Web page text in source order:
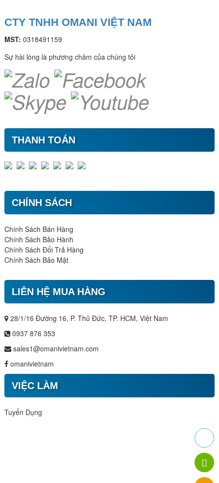
CTY TNHH OMANI VIỆT NAM
MST: 0318491159
Sự hài lòng là phương châm của chúng tôi
THANH TOÁN
CHÍNH SÁCH
Chính Sách Bán Hàng
Chính Sách Bảo Hành
Chính Sách Đổi Trả Hàng
Chính Sách Bảo Mật
LIÊN HỆ MUA HÀNG
28/1/16 Đường 16, P. Thủ Đức, TP. HCM, Việt Nam
0937 876 353
sales1@omanivietnam.com
omanivietnam
VIỆC LÀM
Tuyển Dụng